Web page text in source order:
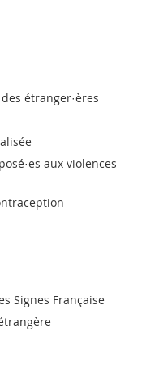
étranger·ères
aux violences
Signes Française